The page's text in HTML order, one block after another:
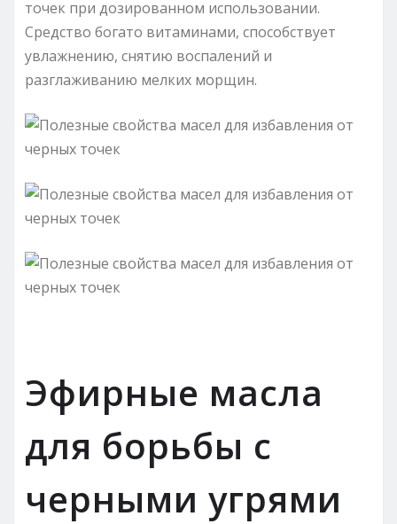
точек при дозированном использовании.
Средство богато витаминами, способствует
увлажнению, снятию воспалений и
разглаживанию мелких морщин.
Эфирные масла
для борьбы с
черными угрями